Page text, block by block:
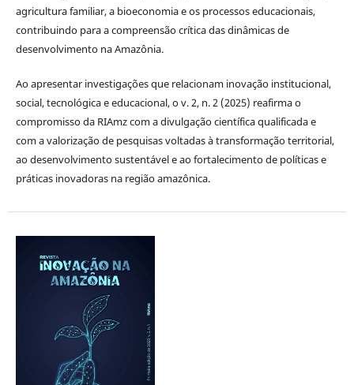
agricultura familiar, a bioeconomia e os processos educacionais,
contribuindo para a compreensão crítica das dinâmicas de
desenvolvimento na Amazônia.
Ao apresentar investigações que relacionam inovação institucional,
social, tecnológica e educacional, o v. 2, n. 2 (2025) reafirma o
compromisso da RIAmz com a divulgação científica qualificada e
com a valorização de pesquisas voltadas à transformação territorial,
ao desenvolvimento sustentável e ao fortalecimento de políticas e
práticas inovadoras na região amazônica.